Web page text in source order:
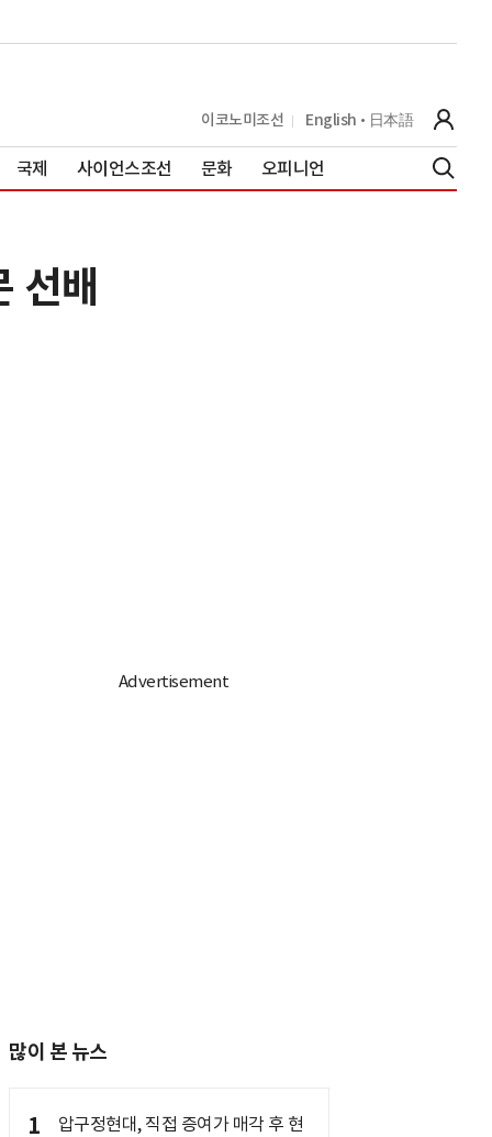
이코노미조선 English 日本語
국제 사이언스조선 문화 오피니언
선배
많이 본 뉴스
1
압구정현대, 직접 증여가 매각 후 현